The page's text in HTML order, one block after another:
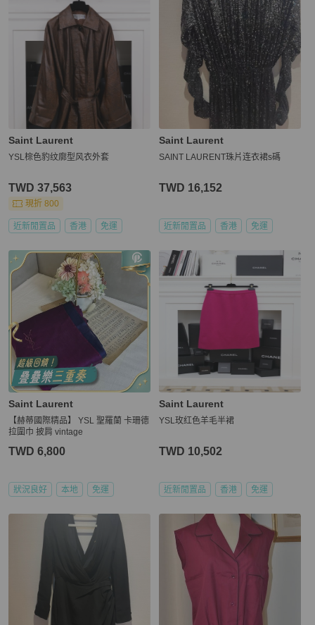
Saint Laurent
YSL棕色豹纹廓型风衣外套
TWD 37,563
現折 800
近新閒置品 香港 免運
Saint Laurent
SAINT LAURENT珠片连衣裙s碼
TWD 16,152
近新閒置品 香港 免運
Saint Laurent
【赫蒂國際精品】 YSL 聖羅蘭 卡珊德
拉圍巾 披肩 vintage
TWD 6,800
狀況良好 本地 免運
Saint Laurent
YSL玫红色羊毛半裙
TWD 10,502
近新閒置品 香港 免運